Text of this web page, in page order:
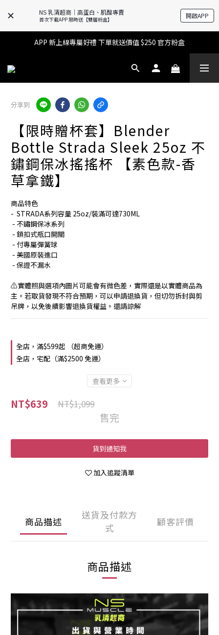
NS 乳清超商｜高蛋白、肌酸專賣
首次下載APP 限時送【雙層粉盒】 開啟APP
🔥滿$599【超商取貨免運】下單再送2%購物金+點數‼️
🔥滿$599【超商取貨免運】下單再送2%購物金+點數‼️
APP 新上線專屬好禮 下單就送價值 $250 官方粉盒
👉 乳清超商保障｜7 天鑑賞・免費退換貨
分享到
【限時贈杯套】Blender
Bottle Strada Sleek 25oz 不
鏽鋼保冰搖搖杯 【素色款-香
草拿鐵】
商品特色
-  STRADA系列容量 25oz/裝滿可達730ML
- 不鏽鋼保冰系列
- 鎖扣式瓶口開關
- 付專屬彈簧球
- 美國原裝進口
- 保證不漏水
⚠️實體照與選項內圖片可能會有微色差，實際還是以實體商品為
主。若取貨發現不符合預期，可以申請退換貨，但切勿拆封與剪
吊牌，以免後續影響退換貨權益。還請諒解
全店，滿$599起 （超商免運）
全店，宅配（滿$2500 免運）
查看更多
NT$639 NT$1,099
售完
貨到通知我
加入追蹤清單
商品描述
送貨及付款方
式
顧客評價
商品描述